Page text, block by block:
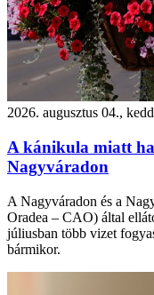
2026. augusztus 04., kedd
A kánikula miatt
Nagyváradon
A Nagyváradon és a
Oradea – CAO) által
júliusban több vizet
bármikor.